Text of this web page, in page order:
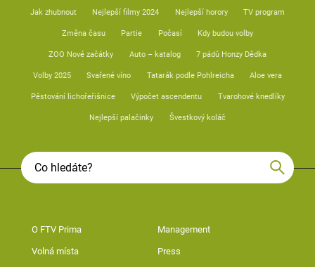
Jak zhubnout Nejlepší filmy 2024 Nejlepší horory TV program
Změna času Partie Počasí Kdy budou volby
ZOO Nové začátky Auto – katalog 7 pádů Honzy Dědka
Volby 2025 Svařené víno Tatarák podle Pohlreicha Aloe vera
Pěstování lichořeřišnice Výpočet ascendentu Tvarohové knedlíky
Nejlepší palačinky Švestkový koláč
O FTV Prima Management
Volná místa Press